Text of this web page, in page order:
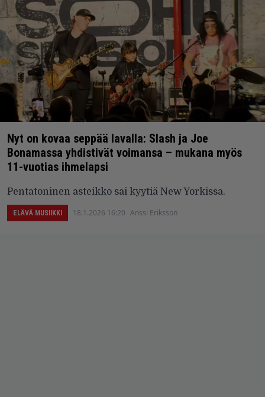
Nyt on kovaa seppää lavalla: Slash ja Joe
Bonamassa yhdistivät voimansa – mukana myös
11-vuotias ihmelapsi
Pentatoninen asteikko sai kyytiä New Yorkissa.
ELÄVÄ MUSIIKKI 18.1.2026 16:20 Anssi Eriksson